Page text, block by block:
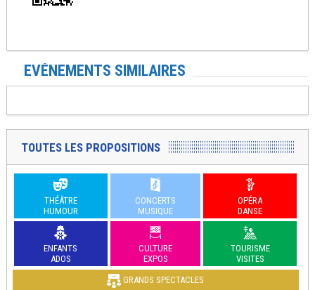
EVÉNEMENTS SIMILAIRES
TOUTES LES PROPOSITIONS
THÉÂTRE
HUMOUR
CONCERTS
MUSIQUE
OPÉRA
DANSE
ENFANTS
ADOS
CULTURE
EXPOS
TOURISME
VISITES
GRANDS SPECTACLES